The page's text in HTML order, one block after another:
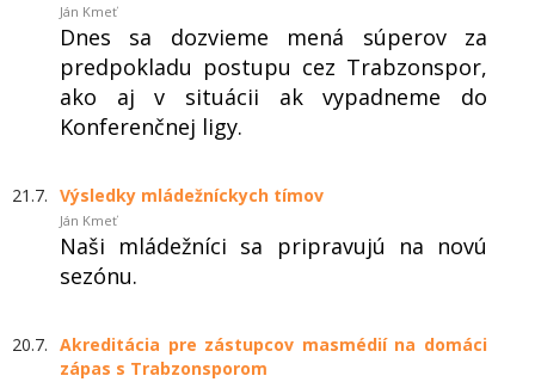
Ján Kmeť
Dnes sa dozvieme mená súperov za
predpokladu postupu cez Trabzonspor,
ako aj v situácii ak vypadneme do
Konferenčnej ligy.
21.7. Výsledky mládežníckych tímov
Ján Kmeť
Naši mládežníci sa pripravujú na novú
sezónu.
20.7. Akreditácia pre zástupcov masmédií na domáci
zápas s Trabzonsporom